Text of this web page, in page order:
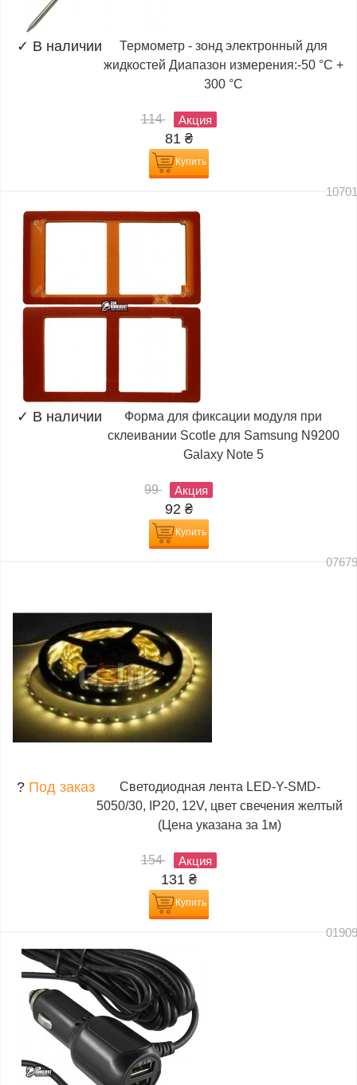
✓ В наличии
Термометр - зонд электронный для
жидкостей Диапазон измерения:-50 °C +
300 °C
114 Акция
81 ₴
Купить
✓ В наличии
Форма для фиксации модуля при
склеивании Scotle для Samsung N9200
Galaxy Note 5
99 Акция
92 ₴
Купить
? Под заказ
Светодиодная лента LED-Y-SMD-
5050/30, IP20, 12V, цвет свечения желтый
(Цена указана за 1м)
154 Акция
131 ₴
Купить